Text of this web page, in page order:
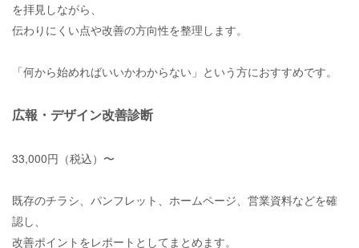
を拝見しながら、
伝わりにくい点や改善の方向性を整理します。
「何から始めればいいかわからない」という方におすすめです。
広報・デザイン改善診断
33,000円（税込）〜
既存のチラシ、パンフレット、ホームページ、営業資料などを確
認し、
改善ポイントをレポートとしてまとめます。